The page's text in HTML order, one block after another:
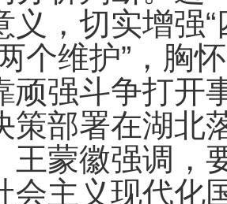
义，切实增强“
个维护”，胸
顽强斗争打开
策部署在湖北
徽强调，要
会主义现代化